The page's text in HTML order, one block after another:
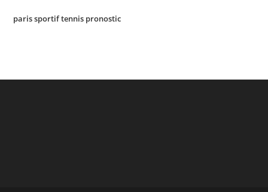
paris sportif tennis pronostic